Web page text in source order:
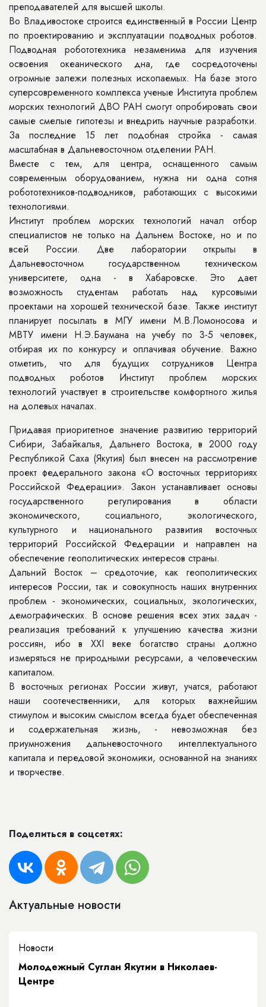
преподавателей для высшей школы.
Во Владивостоке строится единственный в России Центр
по проектированию и эксплуатации подводных роботов.
Подводная робототехника незаменима для изучения
освоения океанического дна, где сосредоточены
огромные залежи полезных ископаемых. На базе этого
суперсовременного комплекса ученые Института проблем
морских технологий ДВО РАН смогут опробировать свои
самые смелые гипотезы и внедрить научные разработки.
За последние 15 лет подобная стройка - самая
масштабная в Дальневосточном отделении РАН.
Вместе с тем, для центра, оснащенного самым
современным оборудованием, нужна ни одна сотня
робототехников-подводников, работающих с высокими
технологиями.
Институт проблем морских технологий начал отбор
специалистов не только на Дальнем Востоке, но и по
всей России. Две лаборатории открыты в
Дальневосточном государственном техническом
университете, одна - в Хабаровске. Это дает
возможность студентам работать над курсовыми
проектами на хорошей технической базе. Также институт
планирует посылать в МГУ имени М.В.Ломоносова и
МВТУ имени Н.Э.Баумана на учебу по 3-5 человек,
отбирая их по конкурсу и оплачивая обучение. Важно
отметить, что для будущих сотрудников Центра
подводных роботов Институт проблем морских
технологий участвует в строительстве комфортного жилья
на долевых началах.
Придавая приоритетное значение развитию территорий
Сибири, Забайкалья, Дальнего Востока, в 2000 году
Республикой Саха (Якутия) был внесен на рассмотрение
проект федерального закона «О восточных территориях
Российской Федерации». Закон устанавливает основы
государственного регулирования в области
экономического, социального, экологического,
культурного и национального развития восточных
территорий Российской Федерации и направлен на
обеспечение геополитических интересов страны.
Дальний Восток – средоточие, как геополитических
интересов России, так и совокупность наших внутренних
проблем - экономических, социальных, экологических,
демографических. В основе решения всех этих задач -
реализация требований к улучшению качества жизни
россиян, ибо в XXI веке богатство страны должно
измеряться не природными ресурсами, а человеческим
капиталом.
В восточных регионах России живут, учатся, работают
наши соотечественники, для которых важнейшим
стимулом и высоким смыслом всегда будет обеспеченная
и содержательная жизнь, - невозможная без
приумножения дальневосточного интеллектуального
капитала и передовой экономики, основанной на знаниях
и творчестве.
Поделиться в соцсетях:
Актуальные новости
Новости
Молодежный Суглан Якутии в Николаев-
Центре